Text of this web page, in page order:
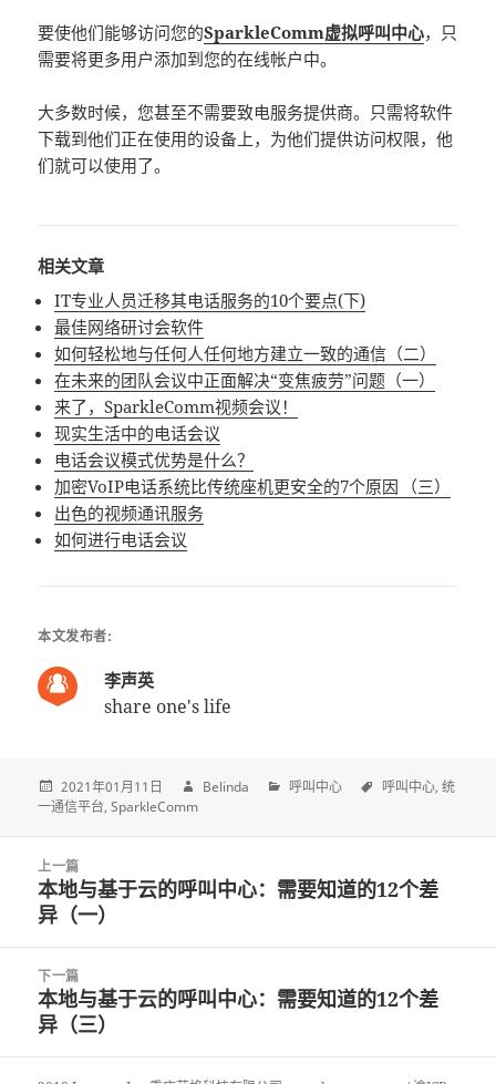
要使他们能够访问您的SparkleComm虚拟呼叫中心，只
需要将更多用户添加到您的在线帐户中。
大多数时候，您甚至不需要致电服务提供商。只需将软件
下载到他们正在使用的设备上，为他们提供访问权限，他
们就可以使用了。
相关文章
IT专业人员迁移其电话服务的10个要点(下)
最佳网络研讨会软件
如何轻松地与任何人任何地方建立一致的通信（二）
在未来的团队会议中正面解决“变焦疲劳”问题（一）
来了，SparkleComm视频会议！
现实生活中的电话会议
电话会议模式优势是什么？
加密VoIP电话系统比传统座机更安全的7个原因 （三）
出色的视频通讯服务
如何进行电话会议
本文发布者:
李声英
share one's life
2021年01月11日 Belinda 呼叫中心 呼叫中心 统
一通信平台 SparkleComm
navigation
上一篇
上
一
文
章:
本地与基于云的呼叫中心：需要知道的12个差
异（一）
下一篇
下
一
本地与基于云的呼叫中心：需要知道的12个差
异（三）